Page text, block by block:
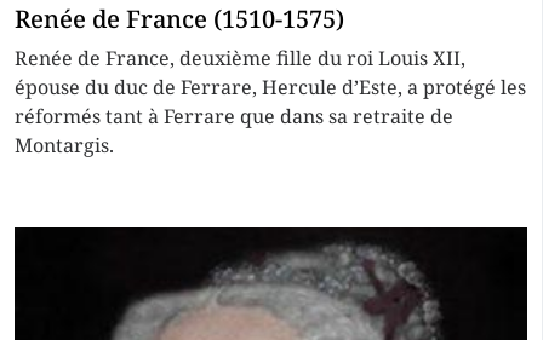
Renée de France (1510-1575)
Renée de France, deuxième fille du roi Louis XII,
épouse du duc de Ferrare, Hercule d’Este, a protégé les
réformés tant à Ferrare que dans sa retraite de
Montargis.